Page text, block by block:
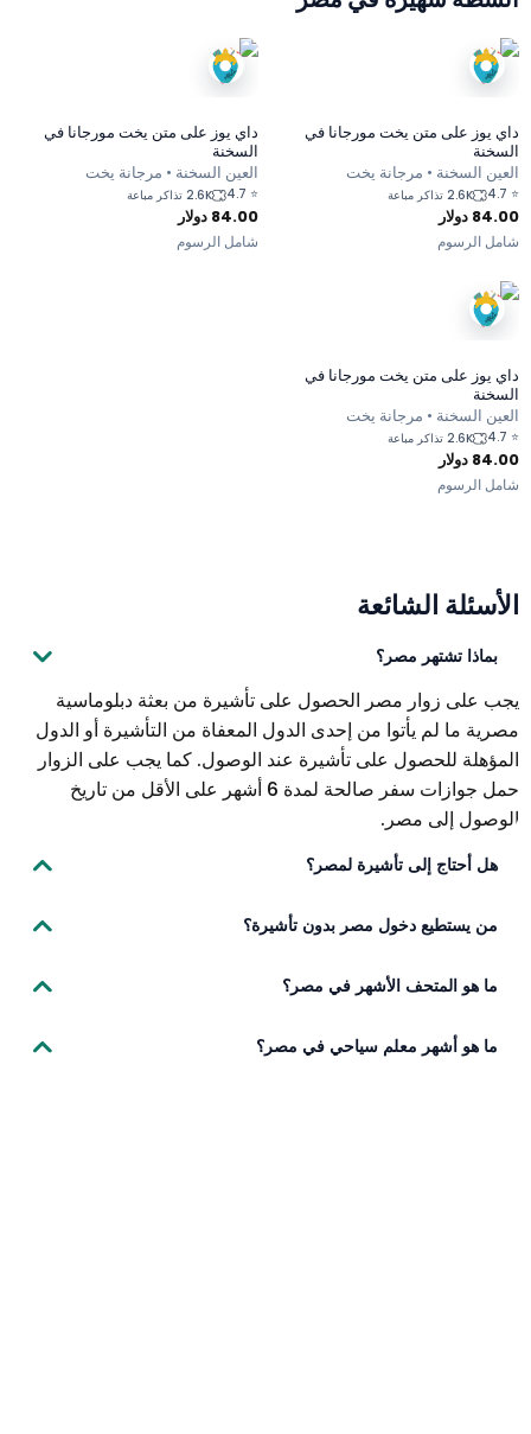
داي يوز على متن يخت مورجانا في
السخنة
العين السخنة • مرجانة يخت
⭐
4.7 2.6K تذاكر مباعة
84.00 دولار
شامل الرسوم
داي يوز على متن يخت مورجانا في
السخنة
العين السخنة • مرجانة يخت
⭐
4.7 2.6K تذاكر مباعة
84.00 دولار
شامل الرسوم
داي يوز على متن يخت مورجانا في
السخنة
العين السخنة • مرجانة يخت
⭐
4.7 2.6K تذاكر مباعة
84.00 دولار
شامل الرسوم
الأسئلة الشائعة
بماذا تشتهر مصر؟
يجب على زوار مصر الحصول على تأشيرة من بعثة دبلوماسية
مصرية ما لم يأتوا من إحدى الدول المعفاة من التأشيرة أو الدول
المؤهلة للحصول على تأشيرة عند الوصول. كما يجب على الزوار
حمل جوازات سفر صالحة لمدة 6 أشهر على الأقل من تاريخ
الوصول إلى مصر.
هل أحتاج إلى تأشيرة لمصر؟
يجب على زوار مصر الحصول على تأشيرة من بعثة دبلوماسية
مصرية ما لم يأتوا من إحدى الدول المعفاة من التأشيرة أو الدول
المؤهلة للحصول على تأشيرة عند الوصول. كما يجب على الزوار
الوصول إلى مصر.
من يستطيع دخول مصر بدون تأشيرة؟
أشهر: البحرين هونج كونج الكويت لبنان - في مطار برج العرب ،
مطار الغردقة ، أو مطار شرم الشيخ في حالة وصوله على متن
طائرة مستأجرة. ماكاو سلطنة عمان المملكة العربية السعودية
ما هو المتحف الأشهر في مصر؟
المتحف الأشهر في مصر هو المتحف المصري.
ما هو أشهر معلم سياحي في مصر؟